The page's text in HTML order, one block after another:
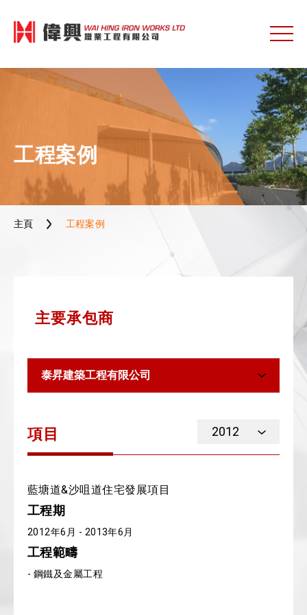
工程案例
主頁 工程案例
主要承包商
泰昇建築工程有限公司
項目 2012
藍塘道&沙咀道住宅發展項目
工程期
2012年6月 - 2013年6月
工程範疇
- 鋼鐵及金屬工程